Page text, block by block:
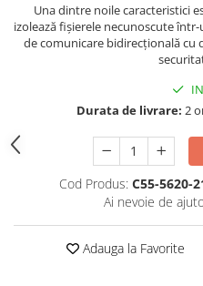
Una dintre noile caracteristici
izolează fișierele necunoscute
de comunicare bidirecțională cu
Durata de livrare: 2
Cod Produs: C55-5620-
Ai nevoie de
Adauga la Favorite